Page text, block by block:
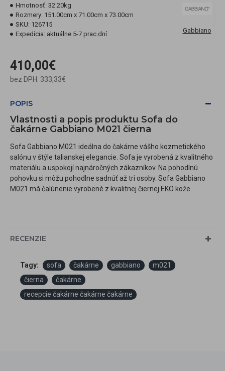
410,00€
bez DPH: 333,33€
Hmotnosť: 32.20kg
Rozmery: 151.00cm x 71.00cm x 73.00cm
SKU: 126715
Expedícia: aktuálne 5-7 prac.dní Gabbiano
POPIS
Vlastnosti a popis produktu Sofa do
čakárne Gabbiano M021 čierna
Sofa Gabbiano M021 ideálna do čakárne vášho kozmetického
salónu v štýle talianskej elegancie. Sofa je vyrobená z kvalitného
materiálu a uspokojí najnáročných zákazníkov. Na pohodlnú
pohovku si môžu pohodlne sadnúť až tri osoby. Sofa Gabbiano
M021 má čalúnenie vyrobené z kvalitnej čiernej EKO kože.
RECENZIE
Tagy: sofa čakárne gabbiano
m021
čierna
čakárne
recepcie čakárne čakárne čakárne